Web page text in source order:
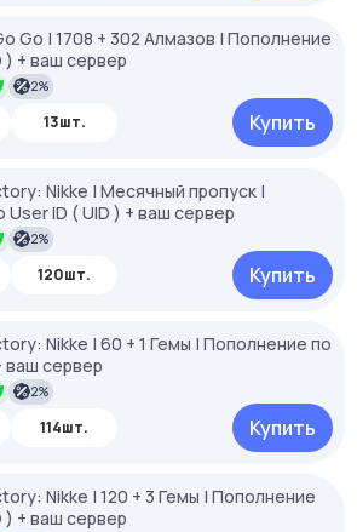
Go | 1708 + 302 Алмазов | Пополнение
) + ваш сервер
2%
13шт. Купить
Nikke | Месячный пропуск |
ID ( UID ) + ваш сервер
2%
120шт. Купить
Nikke | 60 + 1 Гемы | Пополнение по
ваш сервер
2%
114шт. Купить
Nikke | 120 + 3 Гемы | Пополнение
) + ваш сервер